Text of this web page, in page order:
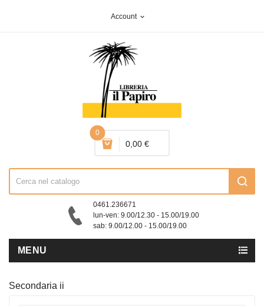
Account expand_more
0
0,00 €
0461.236671
lun-ven: 9.00/12.30 - 15.00/19.00
sab: 9.00/12.00 - 15.00/19.00
MENU
Secondaria ii